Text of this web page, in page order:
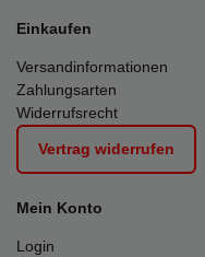
Einkaufen
Versandinformationen
Zahlungsarten
Widerrufsrecht
Vertrag widerrufen
Mein Konto
Login